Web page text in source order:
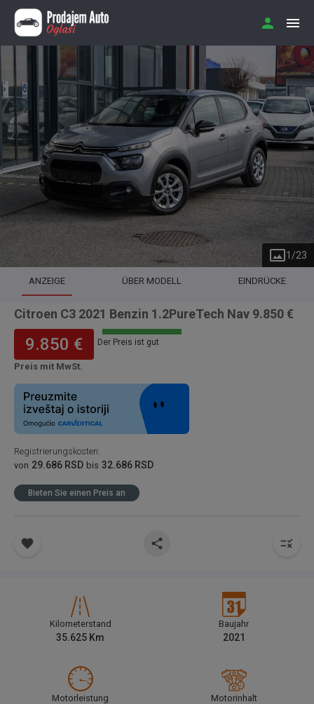
1 /23
ANZEIGE ÜBER MODELL EINDRÜCKE
Citroen C3 2021 Benzin 1.2PureTech Nav 9.850 €
9.850 €
Preis mit MwSt.
Der Preis ist gut
Registrierungskosten:
von 29.686 RSD bis 32.686 RSD
Bieten Sie einen Preis an
Kilometerstand
35.625 Km
Baujahr
2021
Motorleistung Motorinhalt